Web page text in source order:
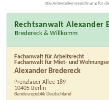
Die Anbieterkennzeichnung für
Rechtsanwalt Alexander
Bredereck & Willkomm
Fachanwalt für Arbeitsrecht
Fachanwalt für Miet- und
Alexander Bredereck
Prenzlauer Allee 189
10405 Berlin
Bundesrepublik Deutschland